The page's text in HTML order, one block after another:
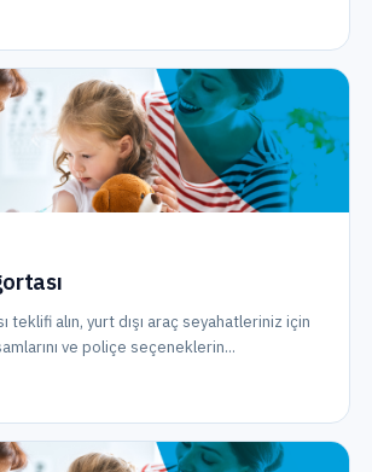
teklifi alın, yurt dışı araç seyahatleriniz için
ve poliçe seçeneklerin...